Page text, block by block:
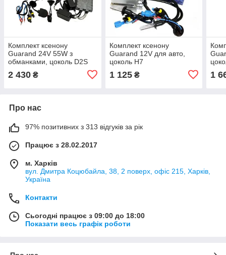
Комплект ксенону
Guarand 24V 55W з
обманками, цоколь D2S
2 430 ₴
Комплект ксенону
Guarand 12V для авто,
цоколь H7
1 125₴ 1
Про нас
97% позитивних з 313 відгуків за рік
Працює з 28.02.2017
м. Харків
вул. Дмитра Коцюбайла, 38, 2 поверх, офіс 215, Харків,
Україна
Контакти
Сьогодні працює з 09:00 до 18:00
Показати весь графік роботи